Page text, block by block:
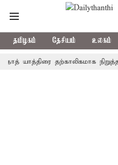
தமிழகம் தேசியம் உலகம்
தற்காலிகமாக நிறுத்தம்